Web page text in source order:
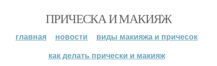
ПРИЧЕСКА И МАКИЯЖ
главная новости
виды макияжа и причесок
как делать прически и макияж